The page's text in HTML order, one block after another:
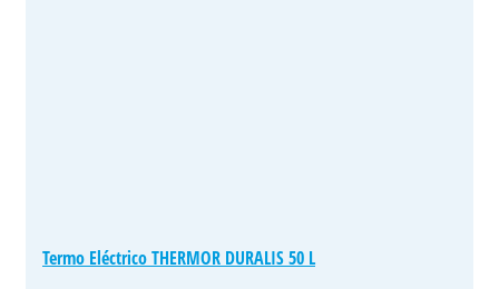
Termo Eléctrico THERMOR DURALIS 50 L